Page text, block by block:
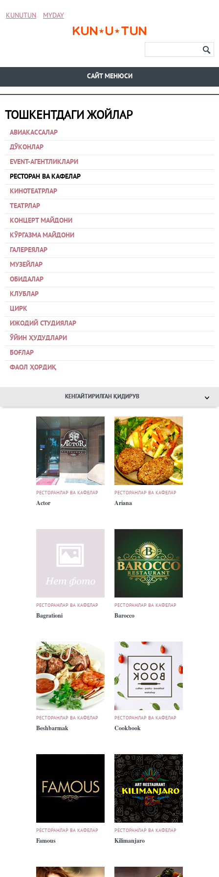
KUNUTUN MYDAY
CАЙТ МЕНЮСИ
ТОШКЕНТДАГИ ЖОЙЛАР
АВИАКАССАЛАР
ДЎКОНЛАР
EVENT-АГЕНТЛИКЛАРИ
РЕСТОРАН ВА КАФЕЛАР
КИНОТЕАТРЛАР
ТЕАТРЛАР
КОНЦЕРТ МАЙДОНИ
КЎРГАЗМА МАЙДОНИ
ГАЛЕРЕЯЛАР
МУЗЕЙЛАР
ОБИДАЛАР
КЛУБЛАР
ЦИРК
ИЖОДИЙ СТУДИЯЛАР
ЎЙИН ҲУДУДЛАРИ
БОҒЛАР
ФАОЛ ҲОРДИҚ
КЕНГАЙТИРИЛГАН ҚИДИРУВ
РЕСТОРАНЛАР ВА КАФЕЛАР
Actor
РЕСТОРАНЛАР ВА КАФЕЛАР
Ariana
РЕСТОРАНЛАР ВА КАФЕЛАР
Bagrationi
РЕСТОРАНЛАР ВА КАФЕЛАР
Barocco
РЕСТОРАНЛАР ВА КАФЕЛАР
Beshbarmak
РЕСТОРАНЛАР ВА КАФЕЛАР
Cookbook
РЕСТОРАНЛАР ВА КАФЕЛАР
Famous
РЕСТОРАНЛАР ВА КАФЕЛАР
Kilimanjaro